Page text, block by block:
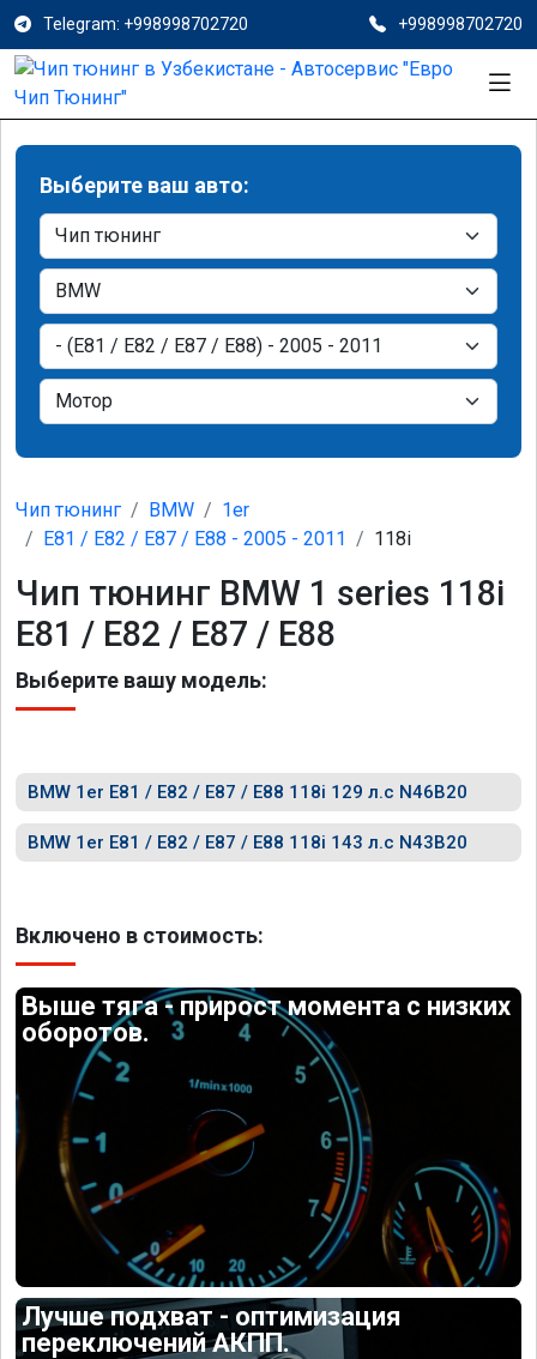
Telegram: +998998702720 +998998702720
Выберите ваш авто:
Чип тюнинг BMW
1er
E81 / E82 / E87 / E88 - 2005 - 2011
118i
Чип тюнинг BMW 1 series 118i
E81 / E82 / E87 / E88
Выберите вашу модель:
BMW 1er E81 / E82 / E87 / E88 118i 129 л.с N46B20
BMW 1er E81 / E82 / E87 / E88 118i 143 л.с N43B20
Включено в стоимость:
Выше тяга - прирост момента с низких
оборотов.
Лучше подхват - оптимизация
переключений АКПП.